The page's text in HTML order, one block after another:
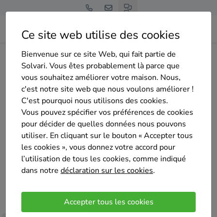
Ce site web utilise des cookies
Bienvenue sur ce site Web, qui fait partie de
Solvari. Vous êtes probablement là parce que
vous souhaitez améliorer votre maison. Nous,
c'est notre site web que nous voulons améliorer !
C'est pourquoi nous utilisons des cookies.
Vous pouvez spécifier vos préférences de cookies
pour décider de quelles données nous pouvons
utiliser. En cliquant sur le bouton « Accepter tous
les cookies », vous donnez votre accord pour
l’utilisation de tous les cookies, comme indiqué
dans notre déclaration sur les cookies.
Accepter tous les cookies
Page d'accueil Aperçu des entreprises Iso full sprl
Iso full sprl
Pas encore d'évaluation
Fontaine-l’Evêque
Chaudière trop vieille ? Envie de la remplacer ?
Besoin d'un entretien ou d'un dépannage ? Vous
souhaitez installer un poêle à pellets ou tout autre